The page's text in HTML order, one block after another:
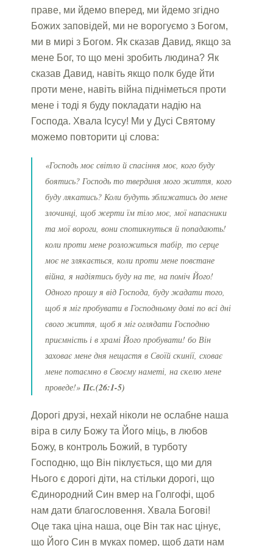
праве, ми йдемо вперед, ми йдемо згідно
Божих заповідей, ми не ворогуємо з Богом,
ми в мирі з Богом. Як сказав Давид, якщо за
мене Бог, то що мені зробить людина? Як
сказав Давид, навіть якщо полк буде йти
проти мене, навіть війна підніметься проти
мене і тоді я буду покладати надію на
Господа. Хвала Ісусу! Ми у Дусі Святому
можемо повторити ці слова:
«Господь моє світло й спасіння моє, кого буду
боятись? Господь то твердиня мого життя, кого
буду лякатись? Коли будуть зближатись до мене
злочинці, щоб жерти їм тіло моє, мої напасники
та мої вороги, вони спотикнуться й попадають!
коли проти мене розложиться табір, то серце
моє не злякається, коли проти мене повстане
війна, я надіятись буду на те, на поміч Його!
Одного прошу я від Господа, буду жадати того,
щоб я міг пробувати в Господньому домі по всі дні
свого життя, щоб я міг оглядати Господню
приємність і в храмі Його пробувати! бо Він
заховає мене дня нещастя в Своїй скинії, сховає
мене потаємно в Своєму наметі, на скелю мене
проведе!» Пс.(26:1-5)
Дорогі друзі, нехай ніколи не ослабне наша
віра в силу Божу та Його міць, в любов
Божу, в контроль Божий, в турботу
Господню, що Він піклується, що ми для
Нього є дорогі діти, на стільки дорогі, що
Єдинородний Син вмер на Голгофі, щоб
нам дати благословення. Хвала Богові!
Оце така ціна наша, оце Він так нас цінує,
що Його Син в муках помер, щоб дати нам